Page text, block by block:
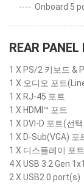
---- Onboard 5
REAR PANEL
1 X PS/2 키보드 &
1 X 오디오 포트
1 X RJ-45 포트
1 X HDMI™ 포트
1 X DVI-D 포트(선
1 X D-Sub(VGA) 포
1 X 디스플레이 포트
4 X USB 3.2 Gen
2 X USB2.0 port(s)